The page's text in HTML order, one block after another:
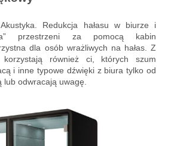
Akustyka. Redukcja hałasu w biurze i
przestrzeni za pomocą kabin
dla osób wrażliwych na hałas. Z
korzystają również ci, których szum
i inne typowe dźwięki z biura tylko od
lub odwracają uwagę.